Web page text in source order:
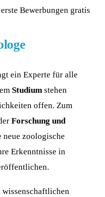
Bewerbungen gratis
ein Experte für alle
Studium stehen
offen. Zum
Forschung und
neue zoologische
Erkenntnisse in
wissenschaftlichen